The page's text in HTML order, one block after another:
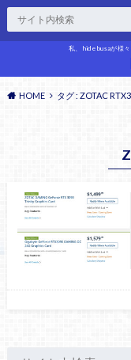
私、hidebusaが様々
HOME タグ : ZOTAC